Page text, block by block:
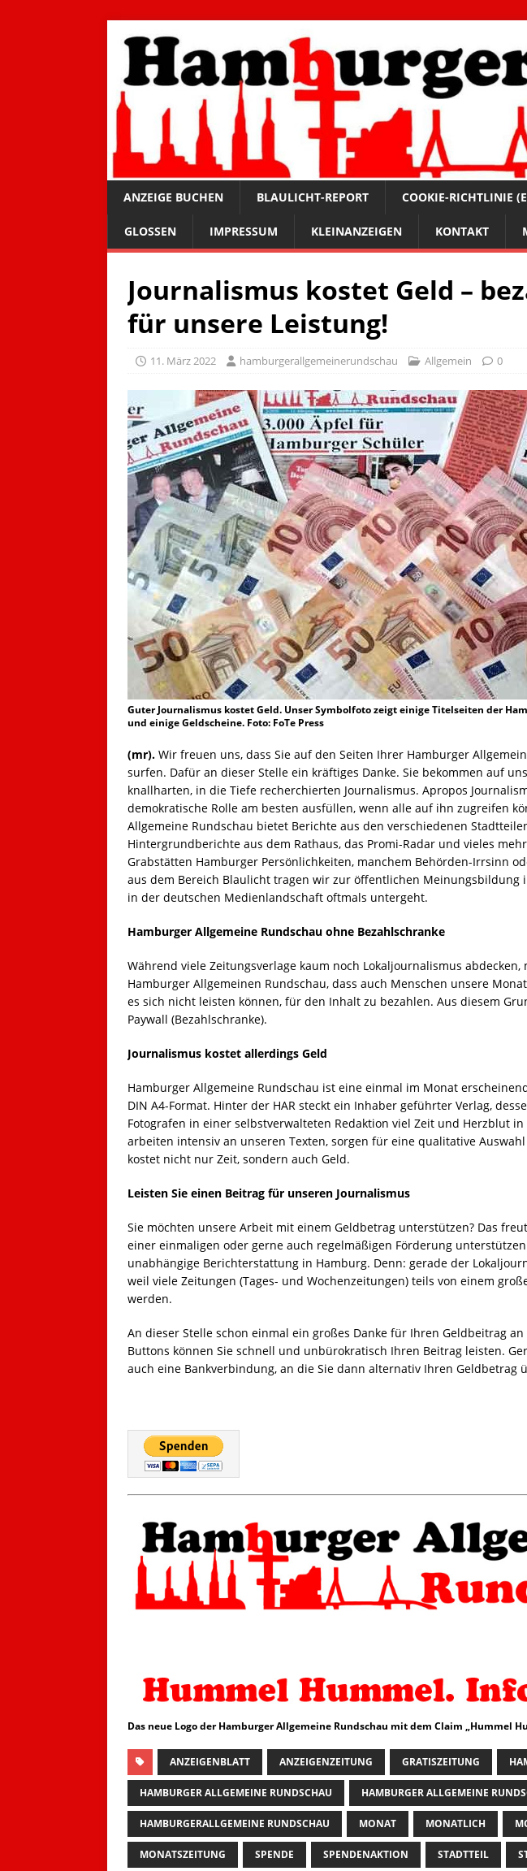
ANZEIGE BUCHEN BLAULICHT-REPORT COOKIE-RICHTLINIE
GLOSSEN IMPRESSUM KLEINANZEIGEN KONTAKT
Journalismus kostet Geld –
für unsere Leistung!
11. März 2022 hamburgerallgemeinerundschau Allgemein 0
Guter Journalismus kostet Geld. Unser Symbolfoto zeigt einige Titelseiten der
und einige Geldscheine. Foto: FoTe Press
(mr). Wir freuen uns, dass Sie auf den Seiten Ihrer Hamburger
surfen. Dafür an dieser Stelle ein kräftiges Danke. Sie bekommen auf
knallharten, in die Tiefe recherchierten Journalismus. Apropos
demokratische Rolle am besten ausfüllen, wenn alle auf ihn zugreifen
Allgemeine Rundschau bietet Berichte aus den verschiedenen
Hintergrundberichte aus dem Rathaus, das Promi-Radar und vieles
Grabstätten Hamburger Persönlichkeiten, manchem Behörden-Irrsinn
aus dem Bereich Blaulicht tragen wir zur öffentlichen Meinungsbildung
in der deutschen Medienlandschaft oftmals untergeht.
Hamburger Allgemeine Rundschau ohne Bezahlschranke
Während viele Zeitungsverlage kaum noch Lokaljournalismus
Hamburger Allgemeinen Rundschau, dass auch Menschen unsere
es sich nicht leisten können, für den Inhalt zu bezahlen. Aus diesem
Paywall (Bezahlschranke).
Journalismus kostet allerdings Geld
Hamburger Allgemeine Rundschau ist eine einmal im Monat
DIN A4-Format. Hinter der HAR steckt ein Inhaber geführter Verlag,
Fotografen in einer selbstverwalteten Redaktion viel Zeit und Herzblut
arbeiten intensiv an unseren Texten, sorgen für eine qualitative Auswahl
kostet nicht nur Zeit, sondern auch Geld.
Leisten Sie einen Beitrag für unseren Journalismus
Sie möchten unsere Arbeit mit einem Geldbetrag unterstützen? Das
einer einmaligen oder gerne auch regelmäßigen Förderung
unabhängige Berichterstattung in Hamburg. Denn: gerade der
weil viele Zeitungen (Tages- und Wochenzeitungen) teils von einem
werden.
An dieser Stelle schon einmal ein großes Danke für Ihren Geldbeitrag
Buttons können Sie schnell und unbürokratisch Ihren Beitrag leisten.
auch eine Bankverbindung, an die Sie dann alternativ Ihren Geldbetrag
Das neue Logo der Hamburger Allgemeine Rundschau mit dem Claim „Hummel
ANZEIGENBLATT ANZEIGENZEITUNG GRATISZEITUNG
HAMBURGER ALLGEMEINE RUNDSCHAU HAMBURGER ALLGEMEINE
HAMBURGERALLGEMEINE RUNDSCHAU MONAT MONATLICH
MONATSZEITUNG SPENDE SPENDENAKTION STADTTEIL